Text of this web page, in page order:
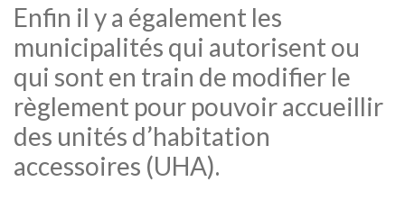
Enfin il y a également les
municipalités qui autorisent ou
qui sont en train de modifier le
règlement pour pouvoir accueillir
des unités d’habitation
accessoires (UHA).